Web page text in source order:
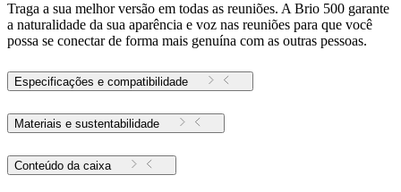
Traga a sua melhor versão em todas as reuniões. A Brio 500 garante
a naturalidade da sua aparência e voz nas reuniões para que você
possa se conectar de forma mais genuína com as outras pessoas.
Especificações e compatibilidade
Materiais e sustentabilidade
Conteúdo da caixa